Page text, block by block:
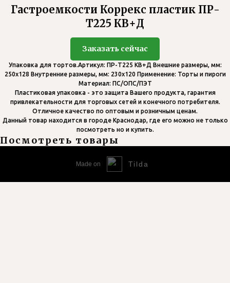
Гастроемкости Коррекс пластик ПР-
Т225 КВ+Д
Заказать сейчас
Упаковка для тортов.Артикул: ПР-Т225 КВ+Д Внешние размеры, мм:
250x128 Внутренние размеры, мм: 230x120 Применение: Торты и пироги
Материал: ПС/ОПС/ПЭТ
Пластиковая упаковка - это защита Вашего продукта, гарантия
привлекательности для торговых сетей и конечного потребителя.
Отличное качество по оптовым и розничным ценам.
Данный товар находится в городе Краснодар, где его можно не только
посмотреть но и купить.
Посмотреть товары
Made on Tilda